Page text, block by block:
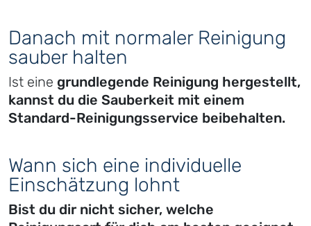
Danach mit normaler Reinigung
sauber halten
Ist eine grundlegende Reinigung hergestellt,
kannst du die Sauberkeit mit einem
Standard-Reinigungsservice beibehalten.
Wann sich eine individuelle
Einschätzung lohnt
Bist du dir nicht sicher, welche